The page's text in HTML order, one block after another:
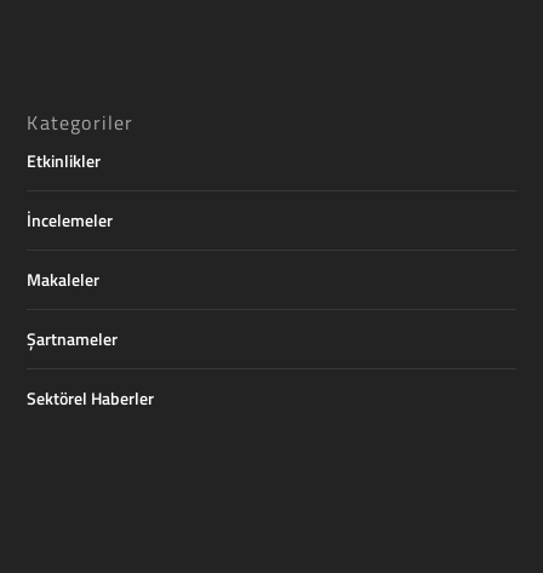
Kategoriler
Etkinlikler
İncelemeler
Makaleler
Şartnameler
Sektörel Haberler